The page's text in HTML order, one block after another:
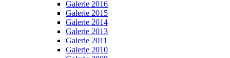
Galerie 2016
Galerie 2015
Galerie 2014
Galerie 2013
Galerie 2011
Galerie 2010